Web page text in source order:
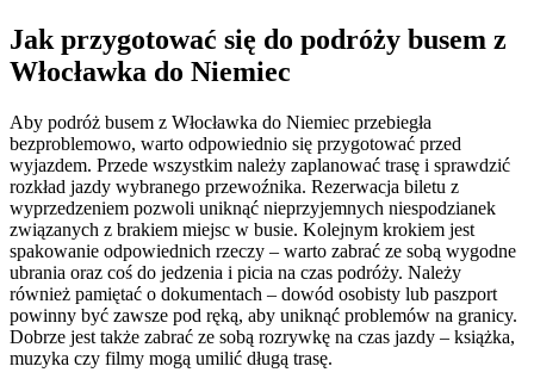
Jak przygotować się do podróży busem z
Włocławka do Niemiec
Aby podróż busem z Włocławka do Niemiec przebiegła
bezproblemowo, warto odpowiednio się przygotować przed
wyjazdem. Przede wszystkim należy zaplanować trasę i sprawdzić
rozkład jazdy wybranego przewoźnika. Rezerwacja biletu z
wyprzedzeniem pozwoli uniknąć nieprzyjemnych niespodzianek
związanych z brakiem miejsc w busie. Kolejnym krokiem jest
spakowanie odpowiednich rzeczy – warto zabrać ze sobą wygodne
ubrania oraz coś do jedzenia i picia na czas podróży. Należy
również pamiętać o dokumentach – dowód osobisty lub paszport
powinny być zawsze pod ręką, aby uniknąć problemów na granicy.
Dobrze jest także zabrać ze sobą rozrywkę na czas jazdy – książka,
muzyka czy filmy mogą umilić długą trasę.